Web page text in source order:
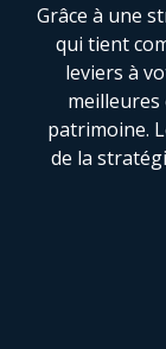
Grâce à une
qui tient
leviers à
patrimoine.
de la